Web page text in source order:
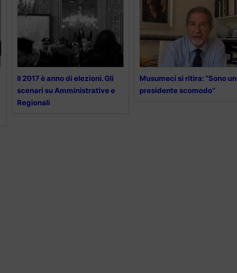
Il 2017 è anno di elezioni. Gli
scenari su Amministrative e
Regionali
Musumeci si ritira: “Sono un
presidente scomodo”